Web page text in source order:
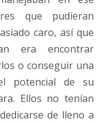
que pudieran
caro, así que
era encontrar
o conseguir una
potencial de su
Ellos no tenían
de lleno a